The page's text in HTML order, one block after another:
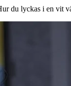
du lyckas i en